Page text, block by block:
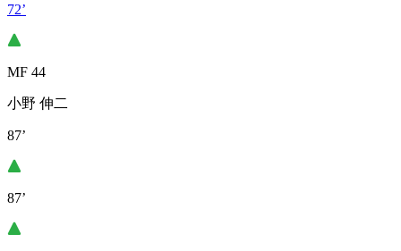
72’
MF 44
小野 伸二
87’
87’